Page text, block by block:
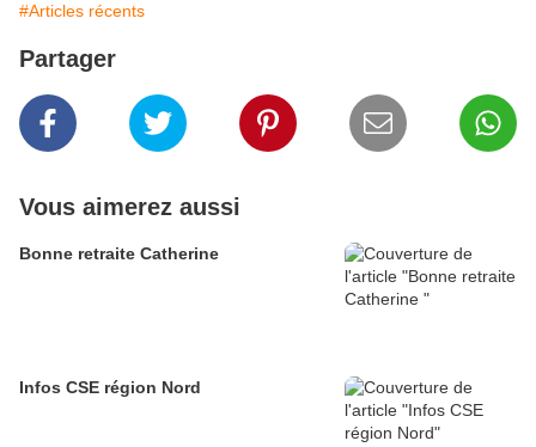
#Articles récents
Partager
Vous aimerez aussi
Bonne retraite Catherine
Infos CSE région Nord